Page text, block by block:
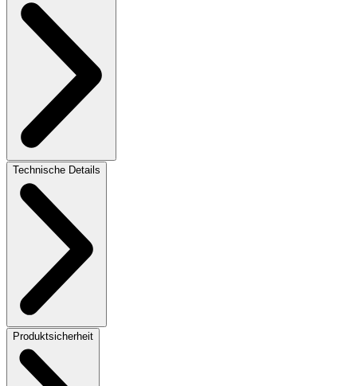
Technische Details
Produktsicherheit